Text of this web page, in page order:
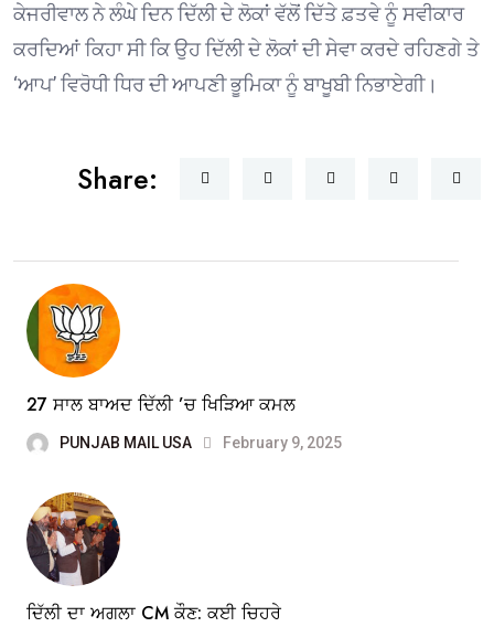
ਕੇਜਰੀਵਾਲ ਨੇ ਲੰਘੇ ਦਿਨ ਦਿੱਲੀ ਦੇ ਲੋਕਾਂ ਵੱਲੋਂ ਦਿੱਤੇ ਫ਼ਤਵੇ ਨੂੰ ਸਵੀਕਾਰ
ਕਰਦਿਆਂ ਕਿਹਾ ਸੀ ਕਿ ਉਹ ਦਿੱਲੀ ਦੇ ਲੋਕਾਂ ਦੀ ਸੇਵਾ ਕਰਦੇ ਰਹਿਣਗੇ ਤੇ
‘ਆਪ’ ਵਿਰੋਧੀ ਧਿਰ ਦੀ ਆਪਣੀ ਭੂਮਿਕਾ ਨੂੰ ਬਾਖੂਬੀ ਨਿਭਾਏਗੀ।
Share:
27 ਸਾਲ ਬਾਅਦ ਦਿੱਲੀ ’ਚ ਖਿੜਿਆ ਕਮਲ
PUNJAB MAIL USA February 9, 2025
ਦਿੱਲੀ ਦਾ ਅਗਲਾ CM ਕੌਣ: ਕਈ ਚਿਹਰੇ